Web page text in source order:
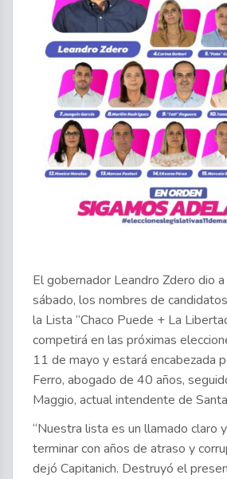
El gobernador Leandro Zdero dio
sábado, los nombres de
la Lista “Chaco Puede + La
competirá en las próximas
11 de mayo y estará encabezada
Ferro, abogado de 40 años,
Maggio, actual intendente de
“Nuestra lista es un llamado claro
terminar con años de atraso y
dejó Capitanich. Destruyó el